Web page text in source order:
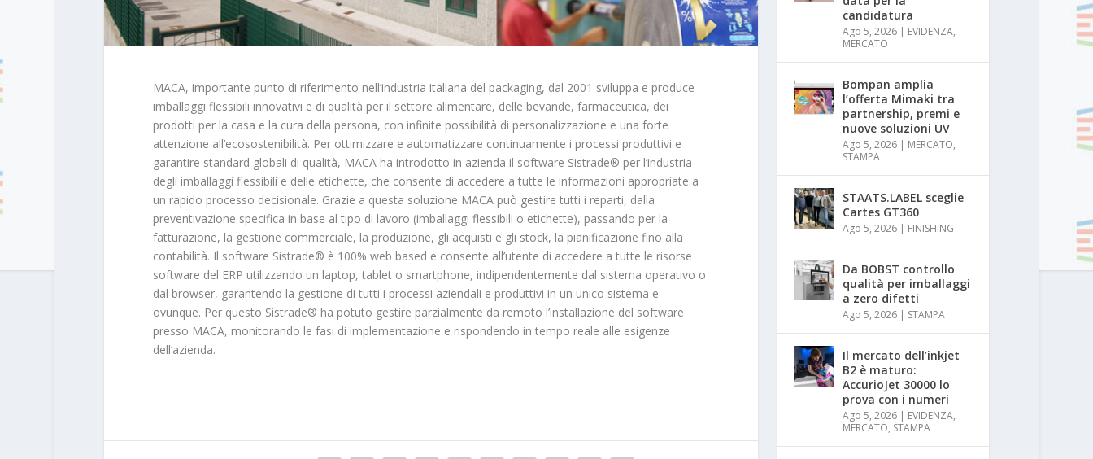
MACA, importante punto di riferimento nell’industria italiana del packaging, dal 2001 sviluppa e produce
imballaggi flessibili innovativi e di qualità per il settore alimentare, delle bevande, farmaceutica, dei
prodotti per la casa e la cura della persona, con infinite possibilità di personalizzazione e una forte
attenzione all’ecosostenibilità. Per ottimizzare e automatizzare continuamente i processi produttivi e
garantire standard globali di qualità, MACA ha introdotto in azienda il software Sistrade® per l’industria
degli imballaggi flessibili e delle etichette, che consente di accedere a tutte le informazioni appropriate a
un rapido processo decisionale. Grazie a questa soluzione MACA può gestire tutti i reparti, dalla
preventivazione specifica in base al tipo di lavoro (imballaggi flessibili o etichette), passando per la
fatturazione, la gestione commerciale, la produzione, gli acquisti e gli stock, la pianificazione fino alla
contabilità. Il software Sistrade® è 100% web based e consente all’utente di accedere a tutte le risorse
software del ERP utilizzando un laptop, tablet o smartphone, indipendentemente dal sistema operativo o
dal browser, garantendo la gestione di tutti i processi aziendali e produttivi in un unico sistema e
ovunque. Per questo Sistrade® ha potuto gestire parzialmente da remoto l’installazione del software
presso MACA, monitorando le fasi di implementazione e rispondendo in tempo reale alle esigenze
dell’azienda.
candidatura
Ago 5, 2026 | EVIDENZA,
MERCATO
Bompan amplia
l’offerta Mimaki tra
partnership, premi e
nuove soluzioni UV
Ago 5, 2026 | MERCATO,
STAMPA
STAATS.LABEL sceglie
Cartes GT360
Ago 5, 2026 | FINISHING
Da BOBST controllo
qualità per imballaggi
a zero difetti
Ago 5, 2026 | STAMPA
Il mercato dell’inkjet
B2 è maturo:
AccurioJet 30000 lo
prova con i numeri
Ago 5, 2026 | EVIDENZA,
MERCATO, STAMPA